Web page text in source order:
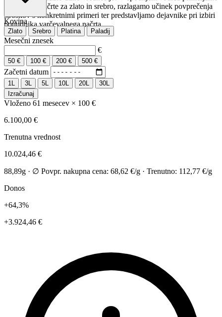
varčevalne načrte za zlato in srebro, razlagamo učinek povprečenja
stroškov s konkretnimi primeri ter predstavljamo dejavnike pri izbiri
ponudnika varčevalnega načrta.
Kovina
Zlato Srebro Platina Paladij
Mesečni znesek
€
50 € 100 € 200 € 500 €
Začetni datum
1L 3L 5L 10L 20L
30L
Izračunaj
Vloženo 61 mesecev × 100 €
6.100,00 €
Trenutna vrednost
10.024,46 €
88,89g · ∅ Povpr. nakupna cena: 68,62 €/g · Trenutno: 112,77 €/g
Donos
+64,3%
+3.924,46 €